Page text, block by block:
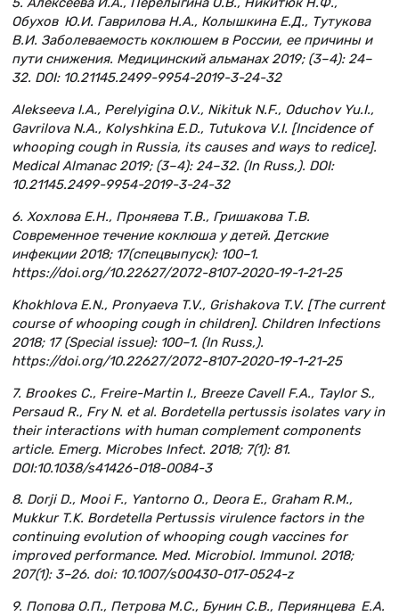
Обухов Ю.И. Гаврилова Н.А., Колышкина Е.Д., Тутукова
В.И. Заболеваемость коклюшем в России, ее причины и
пути снижения. Медицинский альманах 2019; (3–4): 24–
32. DOI: 10.21145.2499-9954-2019-3-24-32
Alekseeva I.A., Perelyigina O.V., Nikituk N.F., Oduchov Yu.I.,
Gavrilova N.A., Kolyshkina E.D., Tutukova V.I. [Incidence of
whooping cough in Russia, its causes and ways to redice].
Medical Almanac 2019; (3–4): 24–32. (In Russ,). DOI:
10.21145.2499-9954-2019-3-24-32
6. Хохлова Е.Н., Проняева Т.В., Гришакова Т.В.
Современное течение коклюша у детей. Детские
инфекции 2018; 17(спецвыпуск): 100–1.
https://doi.org/10.22627/2072-8107-2020-19-1-21-25
Khokhlova E.N., Pronyaeva T.V., Grishakova T.V. [The current
course of whooping cough in children]. Children Infections
2018; 17 (Special issue): 100–1. (In Russ,).
https://doi.org/10.22627/2072-8107-2020-19-1-21-25
7. Brookes C., Freire-Martin I., Breeze Cavell F.A., Taylor S.,
Persaud R., Fry N. et al. Bordetella pertussis isolates vary in
their interactions with human complement components
article. Emerg. Microbes Infect. 2018; 7(1): 81.
DOI:10.1038/s41426-018-0084-3
8. Dorji D., Mooi F., Yantorno O., Deora E., Graham R.M.,
Mukkur T.K. Bordetella Pertussis virulence factors in the
continuing evolution of whooping cough vaccines for
improved performance. Med. Microbiol. Immunol. 2018;
207(1): 3–26. doi: 10.1007/s00430-017-0524-z
9. Попова О.П., Петрова М.С., Бунин С.В., Периянцева Е.А.